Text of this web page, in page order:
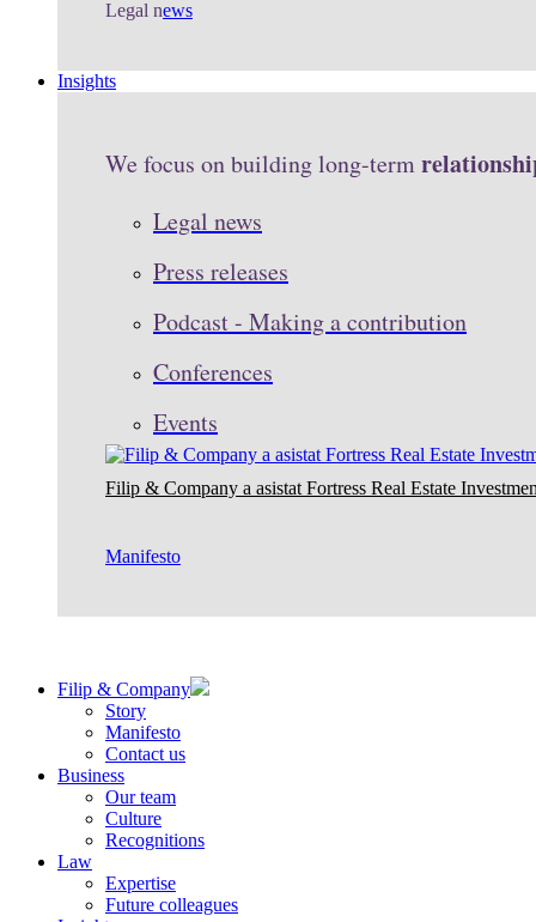
Legal news
Insights
We focus on building long-term
Legal news
Press releases
Podcast - Making a contribution
Conferences
Events
Filip & Company a asistat Fortress Real Estate
Manifesto
Filip & Company
Story
Manifesto
Contact us
Business
Our team
Culture
Recognitions
Law
Expertise
Future colleagues